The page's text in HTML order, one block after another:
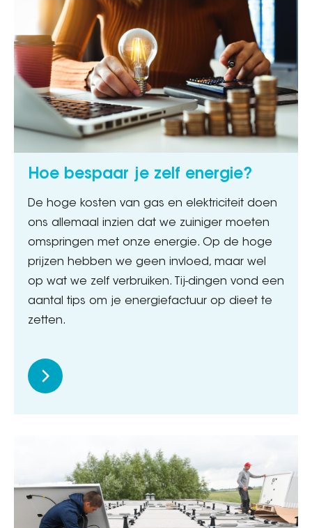
Hoe bespaar je zelf energie?
De hoge kosten van gas en elektriciteit doen
ons allemaal inzien dat we zuiniger moeten
omspringen met onze energie. Op de hoge
prijzen hebben we geen invloed, maar wel
op wat we zelf verbruiken. Tij-dingen vond een
aantal tips om je energiefactuur op dieet te
zetten.